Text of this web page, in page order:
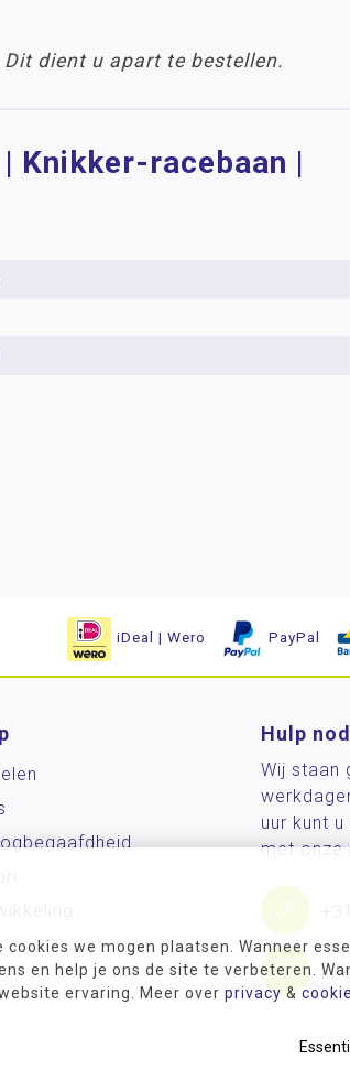
cookies we mogen plaatsen. Wanneer
en help je ons de site te verbeteren.
ervaring. Meer over privacy&
dient u apart te bestellen.
Knikker-racebaan |
iDeal | Wero PayPal
Hulp
Wij staan
uur kunt
met onze